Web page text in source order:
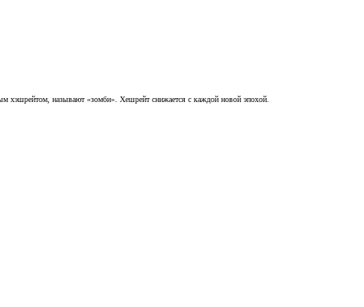
хэшрейтом, называют «зомби». Хешрейт снижается с каждой новой эпохой.